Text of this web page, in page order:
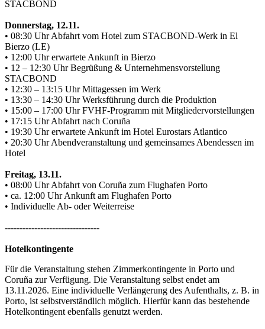
STACBOND
Donnerstag, 12.11.
• 08:30 Uhr Abfahrt vom Hotel zum STACBOND-Werk in El
Bierzo (LE)
• 12:00 Uhr erwartete Ankunft in Bierzo
• 12 – 12:30 Uhr Begrüßung & Unternehmensvorstellung
STACBOND
• 12:30 – 13:15 Uhr Mittagessen im Werk
• 13:30 – 14:30 Uhr Werksführung durch die Produktion
• 15:00 – 17:00 Uhr FVHF-Programm mit Mitgliedervorstellungen
• 17:15 Uhr Abfahrt nach Coruña
• 19:30 Uhr erwartete Ankunft im Hotel Eurostars Atlantico
• 20:30 Uhr Abendveranstaltung und gemeinsames Abendessen im
Hotel
Freitag, 13.11.
• 08:00 Uhr Abfahrt von Coruña zum Flughafen Porto
• ca. 12:00 Uhr Ankunft am Flughafen Porto
• Individuelle Ab- oder Weiterreise
--------------------------------
Hotelkontingente
Für die Veranstaltung stehen Zimmerkontingente in Porto und
Coruña zur Verfügung. Die Veranstaltung selbst endet am
13.11.2026. Eine individuelle Verlängerung des Aufenthalts, z. B. in
Porto, ist selbstverständlich möglich. Hierfür kann das bestehende
Hotelkontingent ebenfalls genutzt werden.